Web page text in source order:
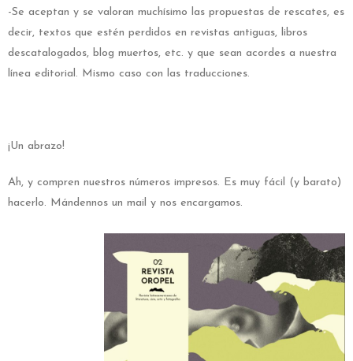
-Se aceptan y se valoran muchísimo las propuestas de rescates, es
decir, textos que estén perdidos en revistas antiguas, libros
descatalogados, blog muertos, etc. y que sean acordes a nuestra
línea editorial. Mismo caso con las traducciones.
¡Un abrazo!
Ah, y compren nuestros números impresos. Es muy fácil (y barato)
hacerlo. Mándennos un mail y nos encargamos.